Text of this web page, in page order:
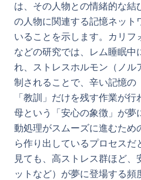
は、その人物との情緒的な結
の人物に関連する記憶ネット
いることを示します。カリフ
などの研究では、レム睡眠中
れ、ストレスホルモン（ノル
制されることで、辛い記憶の
「教訓」だけを残す作業が
母という「安心の象徴」が夢
動処理がスムーズに進むため
ら作り出しているプロセス
見ても、高ストレス群ほど
ットなど）が夢に登場する